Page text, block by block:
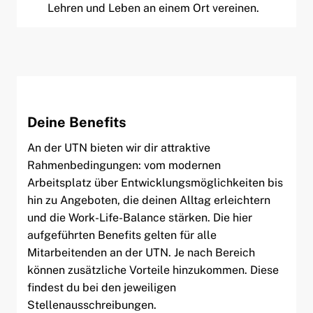
Lehren und Leben an einem Ort vereinen.
Deine Benefits
An der UTN bieten wir dir attraktive
Rahmenbedingungen: vom modernen
Arbeitsplatz über Entwicklungsmöglichkeiten bis
hin zu Angeboten, die deinen Alltag erleichtern
und die Work-Life-Balance stärken. Die hier
aufgeführten Benefits gelten für alle
Mitarbeitenden an der UTN. Je nach Bereich
können zusätzliche Vorteile hinzukommen. Diese
findest du bei den jeweiligen
Stellenausschreibungen.